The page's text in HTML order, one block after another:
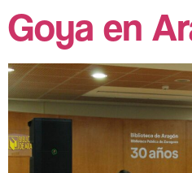
Goya en